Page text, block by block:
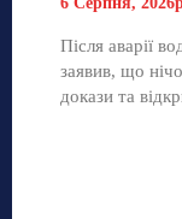
Після аварії
заявив, що
докази та